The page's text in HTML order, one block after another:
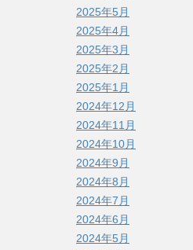
2025年5月
2025年4月
2025年3月
2025年2月
2025年1月
2024年12月
2024年11月
2024年10月
2024年9月
2024年8月
2024年7月
2024年6月
2024年5月